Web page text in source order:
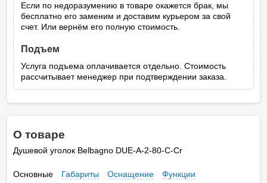
Если по недоразумению в товаре окажется брак, мы
бесплатно его заменим и доставим курьером за свой
счет. Или вернём его полную стоимость.
Подъем
Услуга подъема оплачивается отдельно. Стоимость
рассчитывает менеджер при подтверждении заказа.
О товаре
Душевой уголок Belbagno DUE-A-2-80-C-Cr
Основные Габариты Оснащение Функции